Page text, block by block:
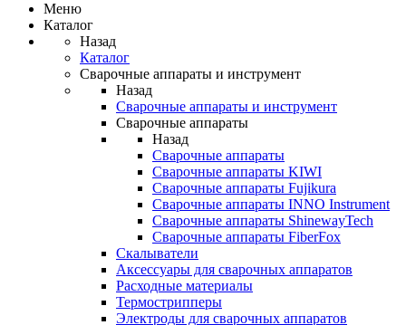
Меню
Каталог
Назад
Каталог
Сварочные аппараты и инструмент
Назад
Сварочные аппараты и инструмент
Сварочные аппараты
Назад
Сварочные аппараты
Сварочные аппараты KIWI
Сварочные аппараты Fujikura
Сварочные аппараты INNO Instrument
Сварочные аппараты ShinewayTech
Cварочные аппараты FiberFox
Скалыватели
Аксессуары для сварочных аппаратов
Расходные материалы
Термострипперы
Электроды для сварочных аппаратов